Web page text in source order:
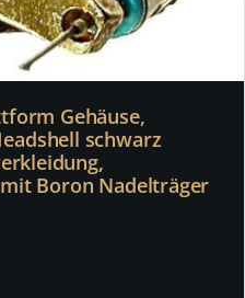
Gehäuse,
schwarz
Boron Nadelträger